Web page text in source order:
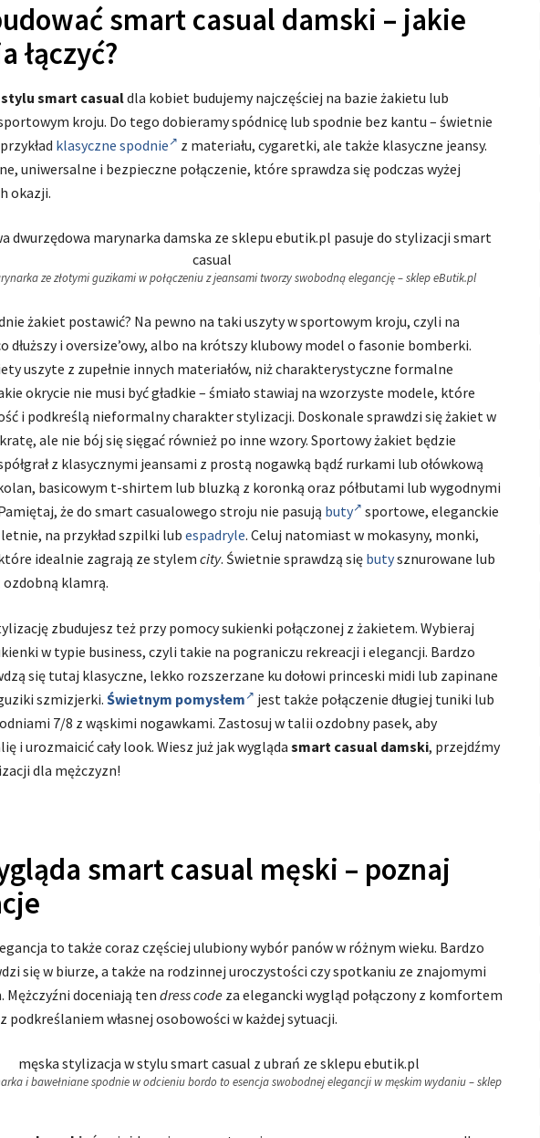
smart casual damski – jakie
łączyć?
smart casualdla kobiet budujemy najczęściej na bazie żakietu lub
kroju. Do tego dobieramy spódnicę lub spodnie bez kantu – świetnie
klasyczne spodnie
z materiału, cygaretki, ale także klasyczne jeansy.
uniwersalne i bezpieczne połączenie, które sprawdza się podczas wyżej
okazji.
ze złotymi guzikami w połączeniu z jeansami tworzy swobodną elegancję – sklep eButik.pl
żakiet postawić? Na pewno na taki uszyty w sportowym kroju, czyli na
dłuższy i oversize’owy, albo na krótszy klubowy model o fasonie bomberki.
uszyte z zupełnie innych materiałów, niż charakterystyczne formalne
okrycie nie musi być gładkie – śmiało stawiaj na wzorzyste modele, które
i podkreślą nieformalny charakter stylizacji. Doskonale sprawdzi się żakiet w
ale nie bój się sięgać również po inne wzory. Sportowy żakiet będzie
z klasycznymi jeansami z prostą nogawką bądź rurkami lub ołówkową
basicowym t-shirtem lub bluzką z koronką oraz półbutami lub wygodnymi
że do smart casualowego stroju nie pasują buty
sportowe, eleganckie
na przykład szpilki lubespadryle. Celuj natomiast w mokasyny, monki,
idealnie zagrają ze stylem city. Świetnie sprawdzą się butysznurowane lub
ozdobną klamrą.
zbudujesz też przy pomocy sukienki połączonej z żakietem. Wybieraj
w typie business, czyli takie na pograniczu rekreacji i elegancji. Bardzo
się tutaj klasyczne, lekko rozszerzane ku dołowi princeski midi lub zapinane
szmizjerki. Świetnym pomysłem
jest także połączenie długiej tuniki lub
7/8 z wąskimi nogawkami. Zastosuj w talii ozdobny pasek, aby
i urozmaicić cały look. Wiesz już jak wygląda smart casual damski, przejdźmy
dla mężczyzn!
smart casual męski – poznaj
to także coraz częściej ulubiony wybór panów w różnym wieku. Bardzo
się w biurze, a także na rodzinnej uroczystości czy spotkaniu ze znajomymi
Mężczyźni doceniają ten dress code za elegancki wygląd połączony z komfortem
podkreślaniem własnej osobowości w każdej sytuacji.
i bawełniane spodnie w odcieniu bordo to esencja swobodnej elegancji w męskim wydaniu – sklep